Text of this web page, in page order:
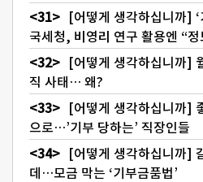
[어떻게 생각하십니까]
국세청, 비영리 연구 활용엔 “정
[어떻게 생각하십니까]
직 사태… 왜?
[어떻게 생각하십니까]
으로…’기부 당하는’ 직장인들
[어떻게 생각하십니까]
데…모금 막는 ‘기부금품법’